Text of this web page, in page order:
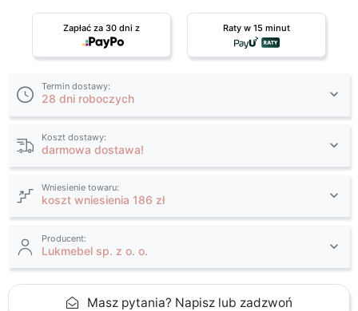
Zapłać za 30 dni z Raty w 15 minut
Termin dostawy:
28 dni roboczych
Koszt dostawy:
darmowa dostawa!
Wniesienie towaru:
koszt wniesienia 186 zł
Producent:
Lukmebel sp. z o. o.
Masz pytania? Napisz lub zadzwoń